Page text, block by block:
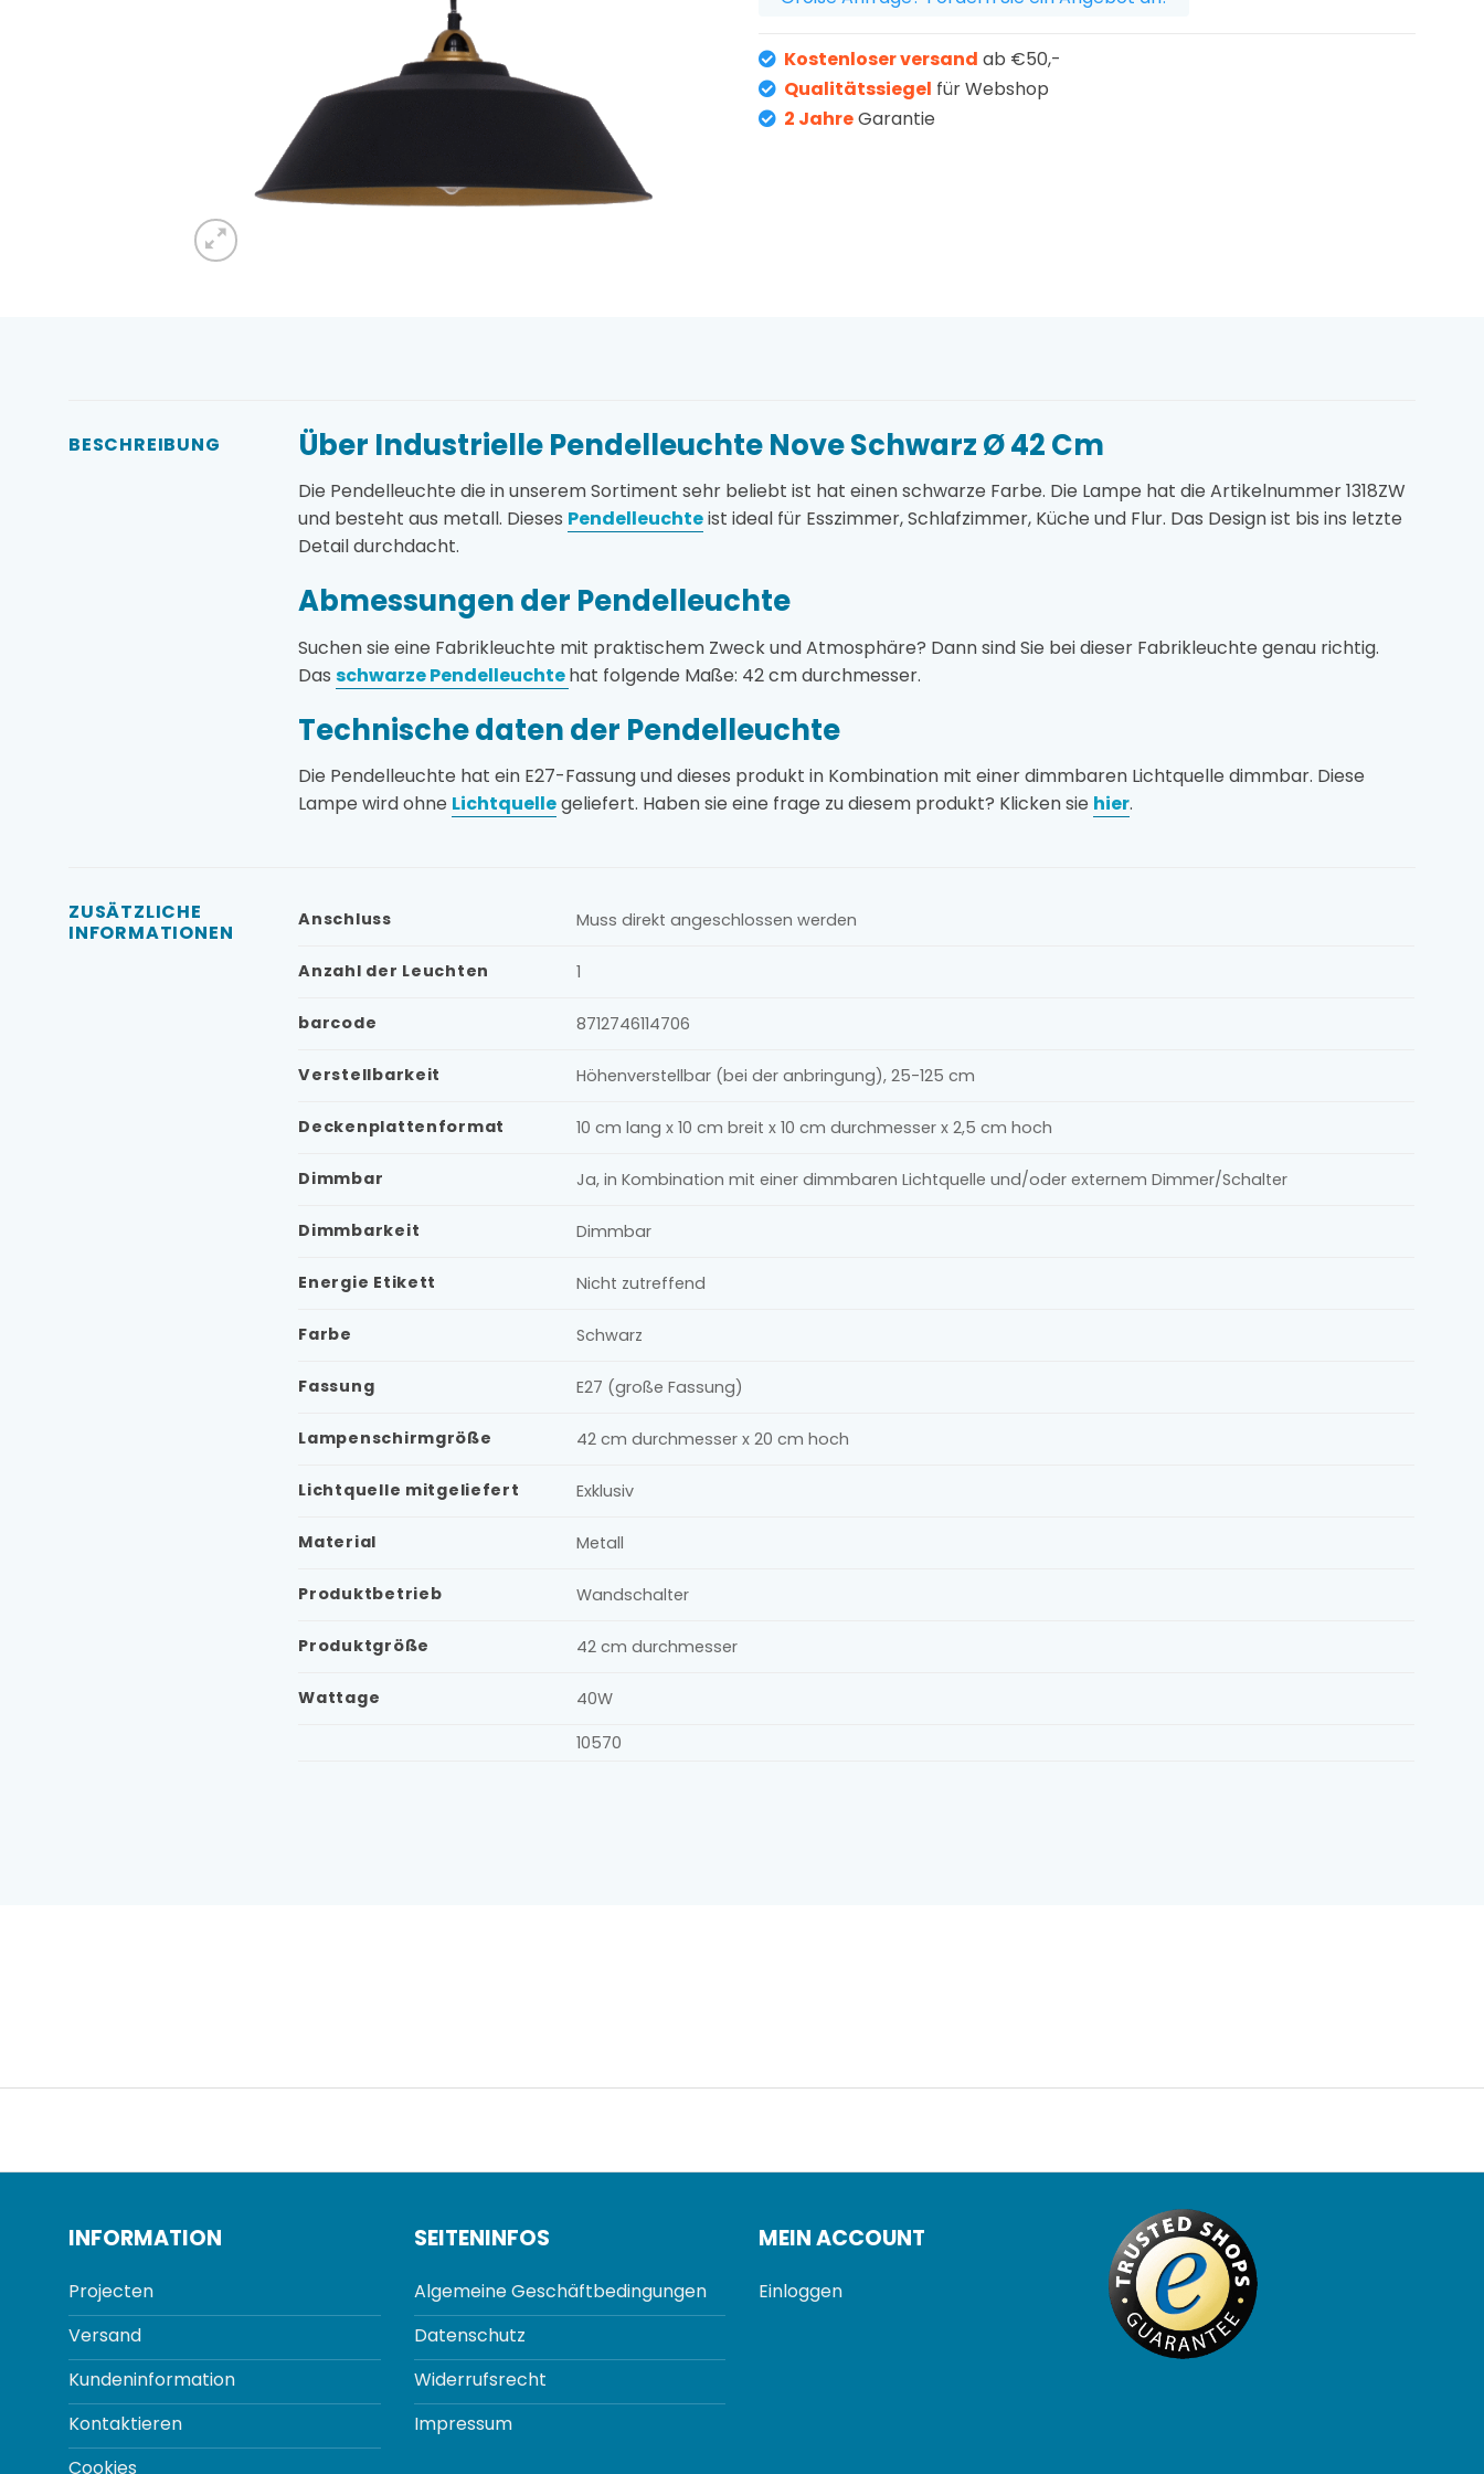
Kostenloser versand ab €50,-
Qualitätssiegel für Webshop
2 JahreGarantie
BESCHREIBUNG Über Industrielle Pendelleuchte Nove Schwarz Ø 42 Cm
Die Pendelleuchte die in unserem Sortiment sehr beliebt ist hat einen schwarze Farbe. Die Lampe hat die Artikelnummer 1318ZW
und besteht aus metall. Dieses Pendelleuchteist ideal für Esszimmer, Schlafzimmer, Küche und Flur. Das Design ist bis ins letzte
Detail durchdacht.
Abmessungen der Pendelleuchte
Suchen sie eine Fabrikleuchte mit praktischem Zweck und Atmosphäre? Dann sind Sie bei dieser Fabrikleuchte genau richtig.
Dasschwarze Pendelleuchtehat folgende Maße: 42 cm durchmesser.
Technische daten der Pendelleuchte
Die Pendelleuchte hat ein E27-Fassung und dieses produkt in Kombination mit einer dimmbaren Lichtquelle dimmbar. Diese
Lampe wird ohne Lichtquellegeliefert. Haben sie eine frage zu diesem produkt? Klicken sie hier.
ZUSÄTZLICHE
INFORMATIONEN
Anschluss Muss direkt angeschlossen werden
Anzahl der Leuchten 1
barcode 8712746114706
Verstellbarkeit Höhenverstellbar (bei der anbringung), 25-125 cm
Deckenplattenformat 10 cm lang x 10 cm breit x 10 cm durchmesser x 2,5 cm hoch
Dimmbar Ja, in Kombination mit einer dimmbaren Lichtquelle und/oder externem Dimmer/Schalter
Dimmbarkeit Dimmbar
Energie Etikett Nicht zutreffend
Farbe Schwarz
Fassung E27 (große Fassung)
Lampenschirmgröße 42 cm durchmesser x 20 cm hoch
Lichtquelle mitgeliefert Exklusiv
Material Metall
Produktbetrieb Wandschalter
Produktgröße 42 cm durchmesser
Wattage
40W
10570
INFORMATION
Projecten
Versand
Kundeninformation
Kontaktieren
Cookies
SEITENINFOS
Algemeine Geschäftbedingungen
Datenschutz
Widerrufsrecht
Impressum
MEIN ACCOUNT
Einloggen